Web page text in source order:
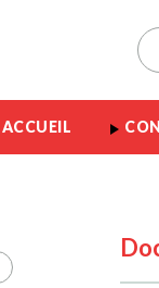
ACCUEIL